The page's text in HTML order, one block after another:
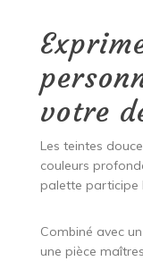
votre
Les teintes
couleurs
palette participe
Combiné avec
une pièce